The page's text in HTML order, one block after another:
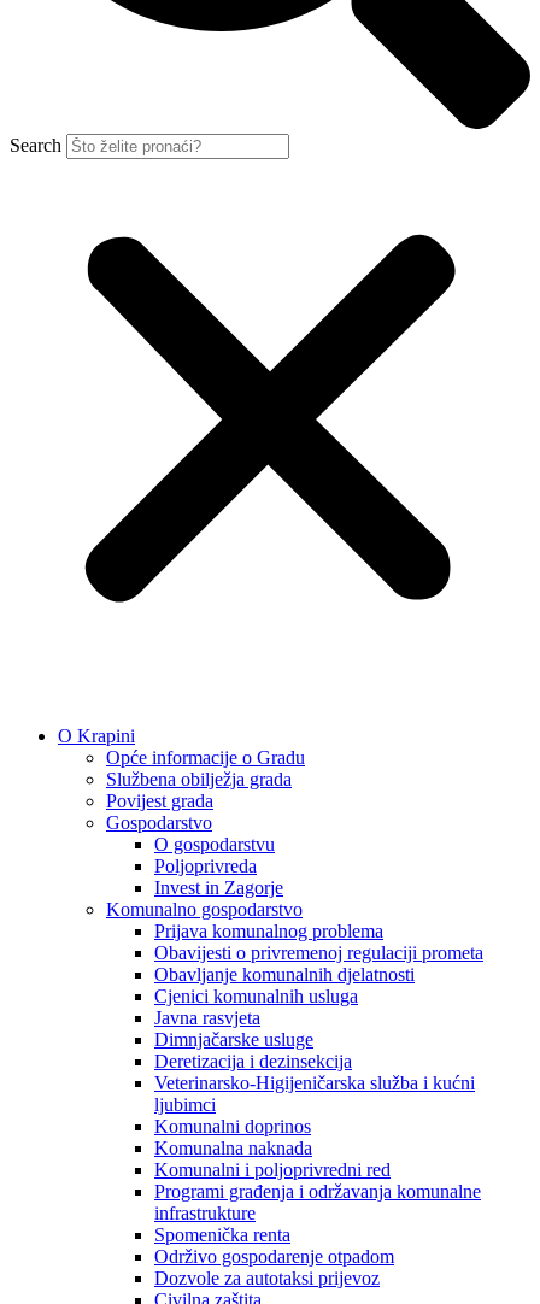
Search
O Krapini
Opće informacije o Gradu
Službena obilježja grada
Povijest grada
Gospodarstvo
O gospodarstvu
Poljoprivreda
Invest in Zagorje
Komunalno gospodarstvo
Prijava komunalnog problema
Obavijesti o privremenoj regulaciji prometa
Obavljanje komunalnih djelatnosti
Cjenici komunalnih usluga
Javna rasvjeta
Dimnjačarske usluge
Deretizacija i dezinsekcija
Veterinarsko-Higijeničarska služba i kućni
ljubimci
Komunalni doprinos
Komunalna naknada
Komunalni i poljoprivredni red
Programi građenja i održavanja komunalne
infrastrukture
Spomenička renta
Održivo gospodarenje otpadom
Dozvole za autotaksi prijevoz
Civilna zaštita